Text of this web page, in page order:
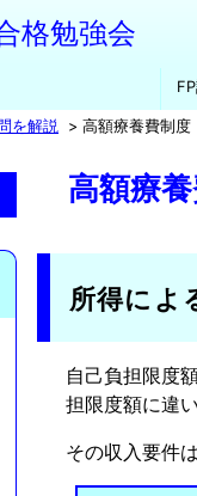
格勉強会
を解説 高額療養費制度
高額療
所得によ
自己負担限度
担限度額に違
その収入要件